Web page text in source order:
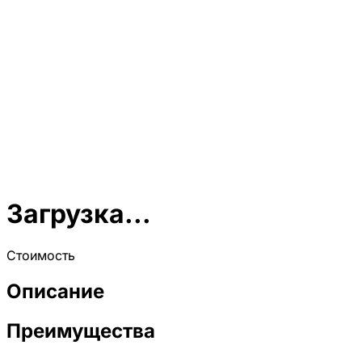
Загрузка...
Стоимость
Описание
Преимущества